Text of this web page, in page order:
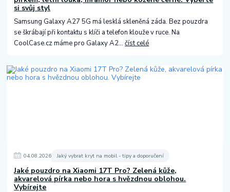
si svůj styl
Samsung Galaxy A27 5G má lesklá skleněná záda. Bez pouzdra
se škrábají při kontaktu s klíči a telefon klouže v ruce. Na
CoolCase.cz máme pro Galaxy A2...číst celé
04.08.2026 Jaký vybrat kryt na mobil - tipy a doporučení
Jaké pouzdro na Xiaomi 17T Pro? Zelená kůže,
akvarelová pírka nebo hora s hvězdnou oblohou.
Vybírejte